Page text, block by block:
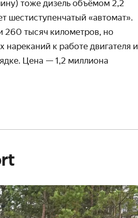
тоже дизель объёмом 2,2
шестиступенчатый «автомат».
260 тысяч километров, но
нареканий к работе двигателя и
Цена — 1,2 миллиона